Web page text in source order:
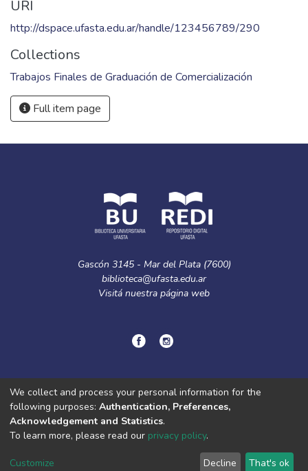
URI
http://dspace.ufasta.edu.ar/handle/123456789/290
Collections
Trabajos Finales de Graduación de Comercialización
Full item page
Gascón 3145 - Mar del Plata (7600)
biblioteca@ufasta.edu.ar
Visitá nuestra página web
© Copyright2024.Política de privacidad.
DSpace software copyright © 2002-2026
Cookie
Privacy
End User
Agreement
Feedback
We collect and process your personal information for the
following purposes: Authentication, Preferences,
Acknowledgement and Statistics.
To learn more, please read our privacy policy.
Customize Decline That's ok